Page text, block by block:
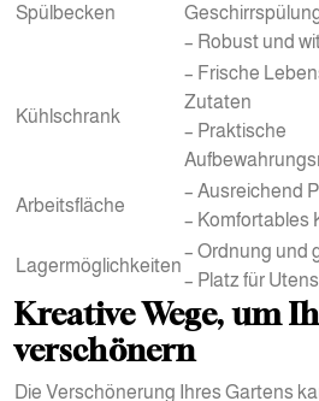
Spülbecken
– Robust und
Kühlschrank
– Frische
Zutaten
– Praktische
Arbeitsfläche
– Ausreichend
– Komfortables
Lagermöglichkeiten
– Ordnung und
– Platz für
Kreative Wege, um
verschönern
Die Verschönerung Ihres Gartens